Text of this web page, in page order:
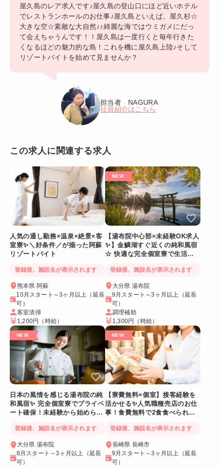
屋久島のレア求人です♪屋久島の登山口にほど近いホテル
でレストランホールのお仕事♪屋久島といえば、屋久杉☆
大きな空☆素敵な大自然♪♪綺麗な海ではウミガメにだっ
て会えちゃうんです！！屋久島は一度行くと毎年行きた
くなるほどの魅力的な島！これを機に屋久島上陸♪そして
リゾートバイトを始めて見ませんか？
担当者 NAGURA
社員紹介はこちら
この求人に関連する求人
人気の通し勤務×温泉×絶景×客
室寮✨＼好条件／が揃った阿蘇
リゾートバイト
登録後、施設名が表示されます
熊本県 阿蘇
10月スタート～3ヶ月以上（延長
可）
客室清掃
1,200円 （時給）
【湯布院中心部×未経験OK求人
✨】金鱗湖すぐ近くの純和風宿
☆ 快適な完全個室寮で生活環
登録後、施設名が表示されます
大分県 湯布院
9月スタート～3ヶ月以上（延長
可）
調理補助
1,300円 （時給）
日本の風情を感じる湯布院の純
和風宿✨ 完全個室寮でプライベ
ート確保！未経験から始められ
登録後、施設名が表示されます
大分県 湯布院
8月スタート～3ヶ月以上（延長
可）
【寮費無料×個室】接客経験を
活かせる✨人気職種売店のお仕
事！食費無料で2食食べられま
登録後、施設名が表示されます
長崎県 長崎市
9月スタート～3ヶ月以上（延長
可）